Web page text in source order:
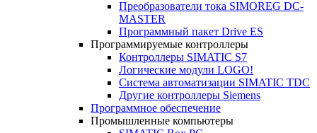
Преобразователи тока SIMOREG DC-
MASTER
Программный пакет Drive ES
Программируемые контроллеры
Контроллеры SIMATIC S7
Логические модули LOGO!
Система автоматизации SIMATIC TDC
Другие контроллеры Siemens
Программное обеспечение
Промышленные компьютеры